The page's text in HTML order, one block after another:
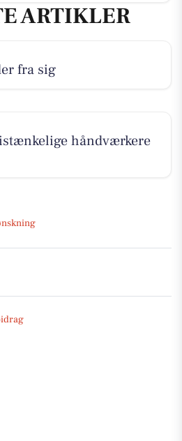
ARTIKLER
fra sig
håndværkere